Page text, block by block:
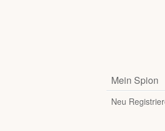
Mein Spion
Neu